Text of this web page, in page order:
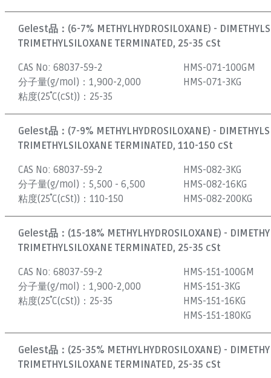
Gelest品： (6-7% METHYLHYDROSILOXANE) -
TRIMETHYLSILOXANE TERMINATED, 25-35 cSt
CAS No:68037-59-2
分子量(g/mol)：1,900-2,000
粘度(25˚C(cSt))： 25-35
HMS-071-100GM
HMS-071-3KG
Gelest品： (7-9% METHYLHYDROSILOXANE) -
TRIMETHYLSILOXANE TERMINATED, 110-150 cSt
CAS No:68037-59-2
分子量(g/mol)：5,500 - 6,500
粘度(25˚C(cSt))：110-150
HMS-082-3KG
HMS-082-16KG
HMS-082-200KG
Gelest品： (15-18% METHYLHYDROSILOXANE) -
TRIMETHYLSILOXANE TERMINATED, 25-35 cSt
CAS No:68037-59-2
分子量(g/mol)：1,900-2,000
粘度(25˚C(cSt))： 25-35
HMS-151-100GM
HMS-151-3KG
HMS-151-16KG
HMS-151-180KG
Gelest品： (25-35% METHYLHYDROSILOXANE) -
TRIMETHYLSILOXANE TERMINATED, 25-35 cSt